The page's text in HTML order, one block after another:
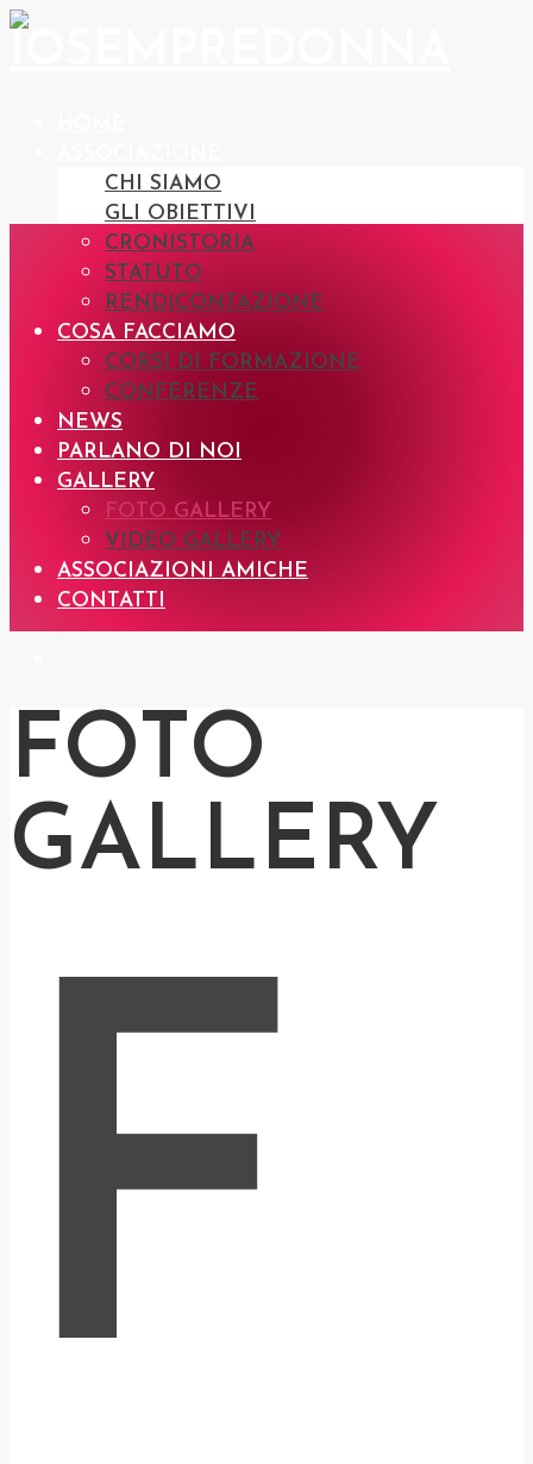
CHI SIAMO
GLI OBIETTIVI
CRONISTORIA
STATUTO
RENDICONTAZIONE
COSA FACCIAMO
CORSI DI FORMAZIONE
CONFERENZE
NEWS
PARLANO DI NOI
GALLERY
FOTO GALLERY
VIDEO GALLERY
ASSOCIAZIONI AMICHE
CONTATTI
FOTO
GALLERY
F